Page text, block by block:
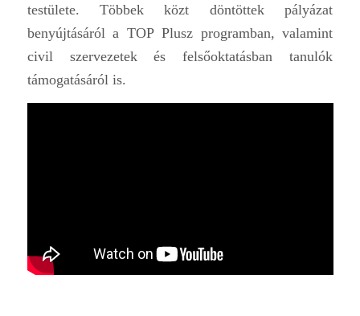
testülete. Többek közt döntöttek pályázat
benyújtásáról a TOP Plusz programban, valamint
civil szervezetek és felsőoktatásban tanulók
támogatásáról is.